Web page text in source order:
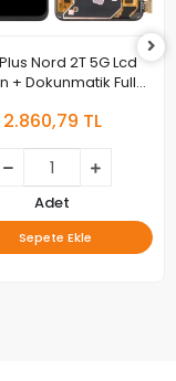
Nord 2T 5G Lcd
+ Dokunmatik Full
2.860,79 TL
Adet
Sepete Ekle